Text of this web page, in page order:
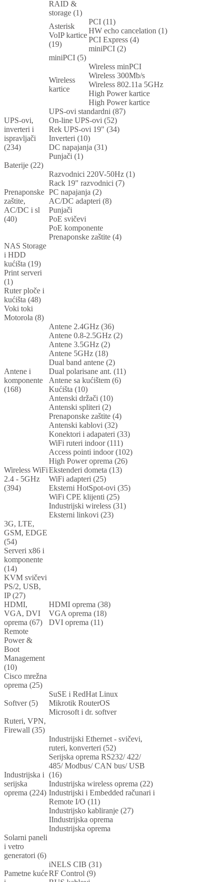
RAID &
storage (1)
Asterisk
VoIP kartice
(19)
PCI (11)
HW echo cancelation (1)
PCI Express (4)
miniPCI (2)
miniPCI (5)
Wireless
kartice
Wireless minPCI
Wireless 300Mb/s
Wireless 802.11a 5GHz
High Power kartice
High Power kartice
UPS-ovi,
inverteri i
ispravljači
(234)
UPS-ovi standardni (87)
On-line UPS-ovi (52)
Rek UPS-ovi 19" (34)
Inverteri (10)
DC napajanja (31)
Punjači (1)
Baterije (22)
Prenaponske
zaštite,
AC/DC i sl
(40)
Razvodnici 220V-50Hz (1)
Rack 19" razvodnici (7)
PC napajanja (2)
AC/DC adapteri (8)
Punjači
PoE svičevi
PoE komponente
Prenaponske zaštite (4)
NAS Storage
i HDD
kućišta (19)
Print serveri
(1)
Ruter ploče i
kućišta (48)
Voki toki
Motorola (8)
Antene i
komponente
(168)
Antene 2.4GHz (36)
Antene 0.8-2.5GHz (2)
Antene 3.5GHz (2)
Antene 5GHz (18)
Dual band antene (2)
Dual polarisane ant. (11)
Antene sa kućištem (6)
Kućišta (10)
Antenski držači (10)
Antenski spliteri (2)
Prenaponske zaštite (4)
Antenski kablovi (32)
Konektori i adapateri (33)
Wireless WiFi
2.4 - 5GHz
(394)
WiFi ruteri indoor (111)
Access pointi indoor (102)
High Power oprema (26)
Ekstenderi dometa (13)
WiFi adapteri (25)
Eksterni HotSpot-ovi (35)
WiFi CPE klijenti (25)
Industrijski wireless (31)
Eksterni linkovi (23)
3G, LTE,
GSM, EDGE
(54)
Serveri x86 i
komponente
(14)
KVM svičevi
PS/2, USB,
IP (27)
HDMI,
VGA, DVI
oprema (67)
HDMI oprema (38)
VGA oprema (18)
DVI oprema (11)
Remote
Power &
Boot
Management
(10)
Cisco mrežna
oprema (25)
Softver (5)
SuSE i RedHat Linux
Mikrotik RouterOS
Microsoft i dr. softver
Ruteri, VPN,
Firewall (35)
Industrijska i
serijska
oprema (224)
Industrijski Ethernet - svičevi,
ruteri, konverteri (52)
Serijska oprema RS232/ 422/
485/ Modbus/ CAN bus/ USB
(16)
Industrijska wireless oprema (22)
Industrijski i Embedded računari i
Remote I/O (11)
Industrijsko kabliranje (27)
IIndustrijska oprema
Industrijska oprema
Solarni paneli
i vetro
generatori (6)
Pametne kuće
iNELS CIB (31)
RF Control (9)